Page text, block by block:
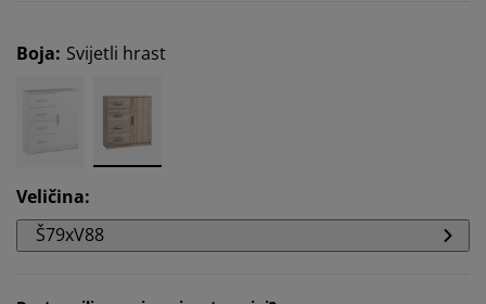
Boja: Svijetli hrast
Veličina:
Š79xV88